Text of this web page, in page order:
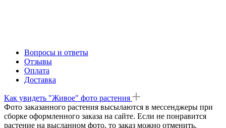
Вопросы и ответы
Отзывы
Оплата
Доставка
Как увидеть "Живое" фото растения
Фото заказанного растения высылаются в мессенджеры при
сборке оформленного заказа на сайте. Если не понравится
растение на высланном фото, то заказ можно отменить.